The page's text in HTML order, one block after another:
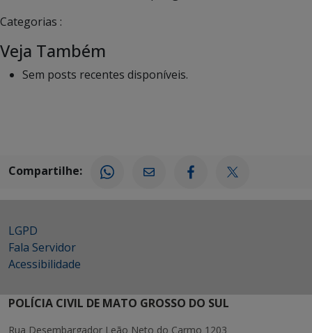
Categorias :
Veja Também
Sem posts recentes disponíveis.
Compartilhe:
LGPD
Fala Servidor
Acessibilidade
POLÍCIA CIVIL DE MATO GROSSO DO SUL
Rua Desembargador Leão Neto do Carmo 1203